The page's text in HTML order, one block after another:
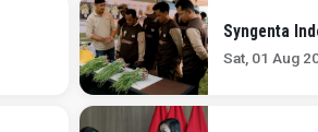
Syngenta
Sat, 01 Aug